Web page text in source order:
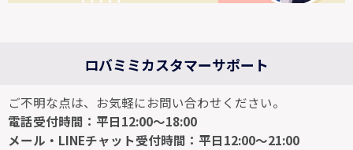
ロバミミカスタマーサポート
ご不明な点は、お気軽にお問い合わせください。
電話受付時間：平日12:00～18:00
メール・LINEチャット受付時間：平日12:00～21:00